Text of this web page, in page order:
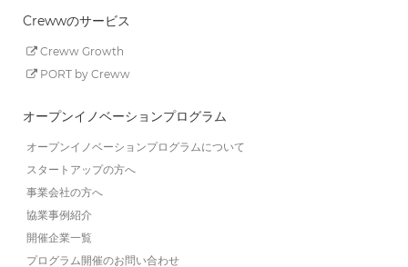
Crewwのサービス
Creww Growth
PORT by Creww
オープンイノベーションプログラム
オープンイノベーションプログラムについて
スタートアップの方へ
事業会社の方へ
協業事例紹介
開催企業一覧
プログラム開催のお問い合わせ